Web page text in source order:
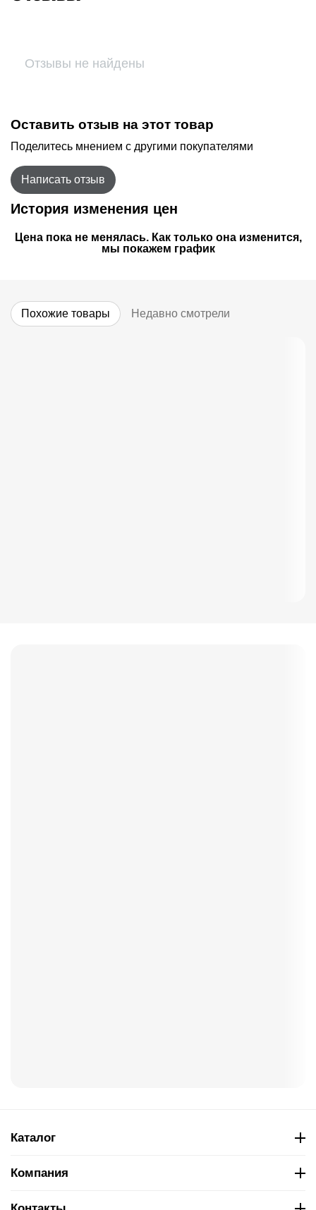
Отзывы не найдены
Оставить отзыв на этот товар
Поделитесь мнением с другими покупателями
Написать отзыв
История изменения цен
Цена пока не менялась. Как только она изменится,
мы покажем график
Похожие товары Недавно смотрели
Каталог
Компания